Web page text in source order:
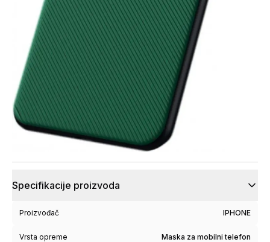
Specifikacije proizvoda
Proizvođač IPHONE
Vrsta opreme Maska za mobilni telefon